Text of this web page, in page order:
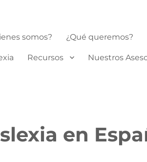
somos? ¿Qué queremos?
Recursos Nuestros
en